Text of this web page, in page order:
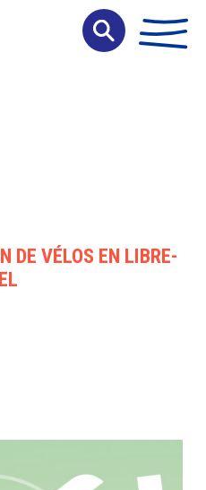
DE VÉLOS EN LIBRE-